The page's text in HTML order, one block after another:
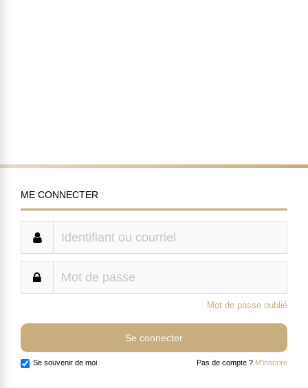
ME CONNECTER
Mot de passe oublié
Se souvenir de moi Pas de compte ? M'inscrire